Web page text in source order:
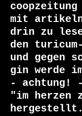
coopzeitung
mit artikeln
drin zu
den
und gegen
gin werde
- achtung! -
"im herzen
hergestellt.